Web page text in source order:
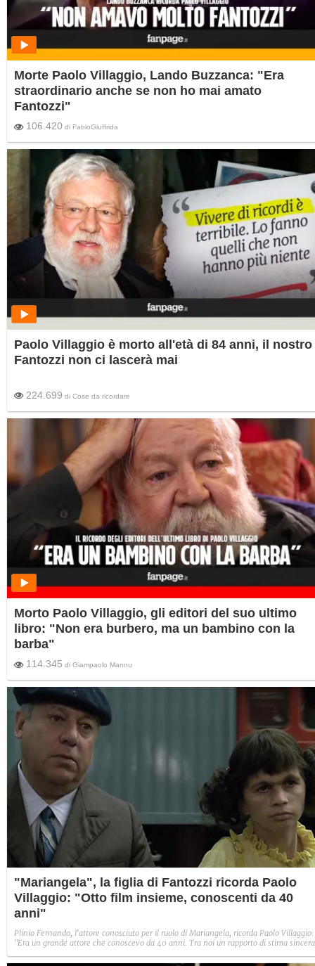
Morte Paolo Villaggio, Lando Buzzanca: "Era
straordinario anche se non ho mai amato
Fantozzi"
106.420 di FabioGiuffrida
Paolo Villaggio è morto all'età di 84 anni, il nostro
Fantozzi non ci lascerà mai
224.699 di Cose da ricordare
Morto Paolo Villaggio, gli editori del suo ultimo
libro: "Non era burbero, ma un bambino con la
barba"
114.345 di Giampaolo Mannu
"Mariangela", la figlia di Fantozzi ricorda Paolo
Villaggio: "Otto film insieme, conoscenti da 40
anni"
Plinio Fernando, l'attore conosciuto per il ruolo di Mariangela, ricorda Paolo Villaggio:
"Era un grande attore che conoscevo da 40 anni. Tra noi un rapporto di stima sincera